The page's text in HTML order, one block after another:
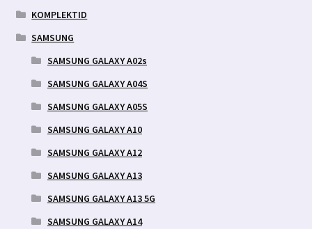
KOMPLEKTID
SAMSUNG
SAMSUNG GALAXY A02s
SAMSUNG GALAXY A04S
SAMSUNG GALAXY A05S
SAMSUNG GALAXY A10
SAMSUNG GALAXY A12
SAMSUNG GALAXY A13
SAMSUNG GALAXY A13 5G
SAMSUNG GALAXY A14